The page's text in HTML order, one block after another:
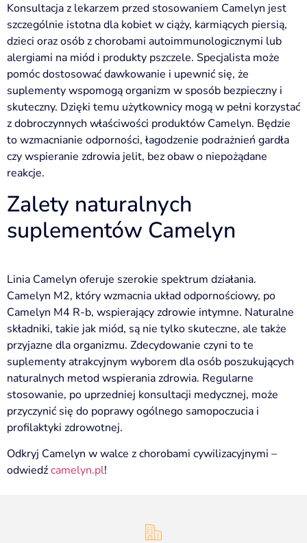
Konsultacja z lekarzem przed stosowaniem Camelyn jest
szczególnie istotna dla kobiet w ciąży, karmiących piersią,
dzieci oraz osób z chorobami autoimmunologicznymi lub
alergiami na miód i produkty pszczele. Specjalista może
pomóc dostosować dawkowanie i upewnić się, że
suplementy wspomogą organizm w sposób bezpieczny i
skuteczny. Dzięki temu użytkownicy mogą w pełni korzystać
z dobroczynnych właściwości produktów Camelyn. Będzie
to wzmacnianie odporności, łagodzenie podrażnień gardła
czy wspieranie zdrowia jelit, bez obaw o niepożądane
reakcje.
Zalety naturalnych
suplementów Camelyn
Linia Camelyn oferuje szerokie spektrum działania.
Camelyn M2, który wzmacnia układ odpornościowy, po
Camelyn M4 R-b, wspierający zdrowie intymne. Naturalne
składniki, takie jak miód, są nie tylko skuteczne, ale także
przyjazne dla organizmu. Zdecydowanie czyni to te
suplementy atrakcyjnym wyborem dla osób poszukujących
naturalnych metod wspierania zdrowia. Regularne
stosowanie, po uprzedniej konsultacji medycznej, może
przyczynić się do poprawy ogólnego samopoczucia i
profilaktyki zdrowotnej.
Odkryj Camelyn w walce z chorobami cywilizacyjnymi –
odwiedźcamelyn.pl!